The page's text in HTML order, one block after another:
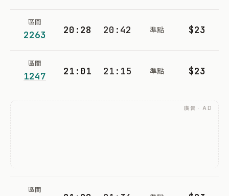
區間
2263 20:28 20:42 準點 $23
區間
1247 21:01 21:15 準點 $23
廣告 · AD
區間